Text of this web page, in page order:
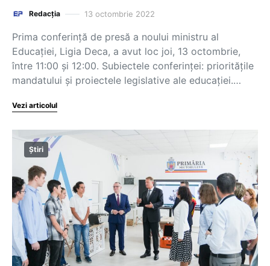
Redacția 13 octombrie 2022
Prima conferință de presă a noului ministru al
Educației, Ligia Deca, a avut loc joi, 13 octombrie,
între 11:00 și 12:00. Subiectele conferinței: prioritățile
mandatului și proiectele legislative ale educației.…
Vezi articolul
Știri